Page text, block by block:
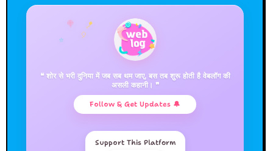
🪁
🎈
❝ शोर से भरी दुनिया में जब सब थम जाए, बस तब शुरू होती है वेबलॉग की
असली कहानी। ❞
Follow & Get Updates 🔔
Support This Platform